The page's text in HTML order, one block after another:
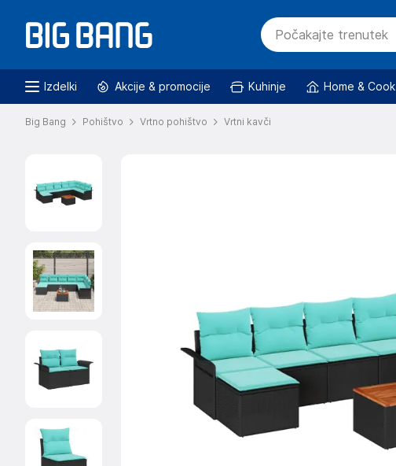
Izdelki Akcije & promocije Kuhinje Home & Cook
Big Bang Pohištvo Vrtno pohištvo Vrtni kavči